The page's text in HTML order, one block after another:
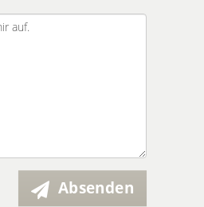
Absenden